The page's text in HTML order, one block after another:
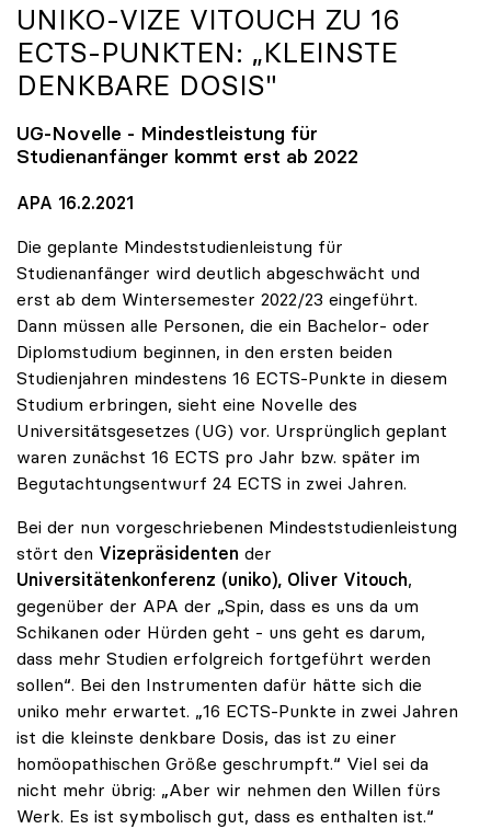
UNIKO-VIZE VITOUCH ZU 16
ECTS-PUNKTEN: „KLEINSTE
DENKBARE DOSIS"
UG-Novelle - Mindestleistung für
Studienanfänger kommt erst ab 2022
APA 16.2.2021
Die geplante Mindeststudienleistung für
Studienanfänger wird deutlich abgeschwächt und
erst ab dem Wintersemester 2022/23 eingeführt.
Dann müssen alle Personen, die ein Bachelor- oder
Diplomstudium beginnen, in den ersten beiden
Studienjahren mindestens 16 ECTS-Punkte in diesem
Studium erbringen, sieht eine Novelle des
Universitätsgesetzes (UG) vor. Ursprünglich geplant
waren zunächst 16 ECTS pro Jahr bzw. später im
Begutachtungsentwurf 24 ECTS in zwei Jahren.
Bei der nun vorgeschriebenen Mindeststudienleistung
stört den Vizepräsidenten der
Universitätenkonferenz (uniko), Oliver Vitouch,
gegenüber der APA der „Spin, dass es uns da um
Schikanen oder Hürden geht - uns geht es darum,
dass mehr Studien erfolgreich fortgeführt werden
sollen“. Bei den Instrumenten dafür hätte sich die
uniko mehr erwartet. „16 ECTS-Punkte in zwei Jahren
ist die kleinste denkbare Dosis, das ist zu einer
homöopathischen Größe geschrumpft.“ Viel sei da
nicht mehr übrig: „Aber wir nehmen den Willen fürs
Werk. Es ist symbolisch gut, dass es enthalten ist.“